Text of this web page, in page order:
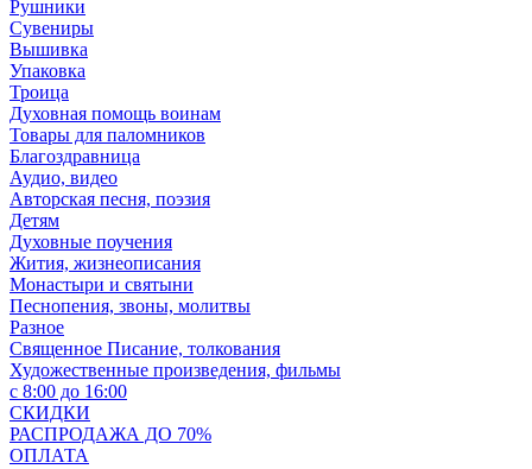
Рушники
Сувениры
Вышивка
Упаковка
Троица
Духовная помощь воинам
Товары для паломников
Благоздравница
Аудио, видео
Авторская песня, поэзия
Детям
Духовные поучения
Жития, жизнеописания
Монастыри и святыни
Песнопения, звоны, молитвы
Разное
Священное Писание, толкования
Художественные произведения, фильмы
с 8:00 до 16:00
СКИДКИ
РАСПРОДАЖА ДО 70%
ОПЛАТА